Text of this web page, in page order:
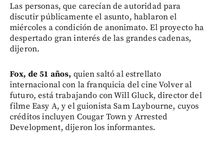
Las personas, que carecían de autoridad para
discutir públicamente el asunto, hablaron el
miércoles a condición de anonimato. El proyecto ha
despertado gran interés de las grandes cadenas,
dijeron.
Fox, de 51 años, quien saltó al estrellato
internacional con la franquicia del cine Volver al
futuro, está trabajando con Will Gluck, director del
filme Easy A, y el guionista Sam Laybourne, cuyos
créditos incluyen Cougar Town y Arrested
Development, dijeron los informantes.